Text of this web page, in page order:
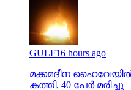
GULF16 hours ago
മക്കമദീന
കത്തി, 40 പേര്‍ മരിച്ചു